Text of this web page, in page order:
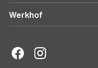
Werkhof